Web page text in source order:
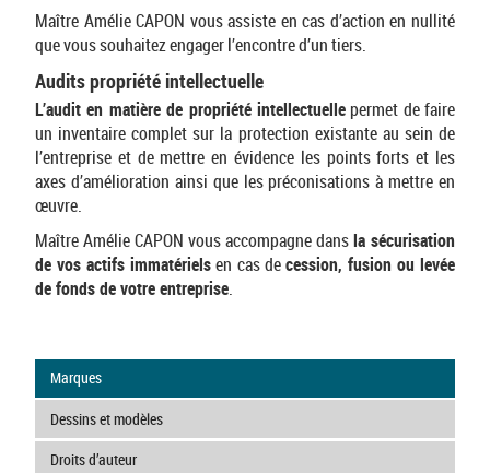
Maître Amélie CAPON vous assiste en cas d’action en nullité
que vous souhaitez engager l’encontre d’un tiers.
Audits propriété intellectuelle
L’audit en matière de propriété intellectuellepermet de faire
un inventaire complet sur la protection existante au sein de
l’entreprise et de mettre en évidence les points forts et les
axes d’amélioration ainsi que les préconisations à mettre en
œuvre.
Maître Amélie CAPON vous accompagne dansla sécurisation
de vos actifs immatérielsen cas decession, fusion ou levée
de fonds de votre entreprise.
Marques
Dessins et modèles
Droits d’auteur